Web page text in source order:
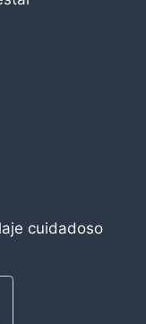
cuidadoso